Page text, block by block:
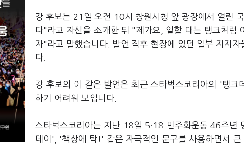
강 후보는 21일 오전 10시 창원시청 앞 광장에서 열린
다"라고 자신을 소개한 뒤 "제가요, 일할 때는 탱크처럼
자"라고 말했습니다. 발언 직후 현장에 있던 일부 지지
다.
강 후보의 이 같은 발언은 최근 스타벅스코리아의 '탱크
하기 어려워 보입니다.
스타벅스코리아는 지난 18일 5·18 민주화운동 46주년
데이', '책상에 탁!' 같은 자극적인 문구를 사용하면서